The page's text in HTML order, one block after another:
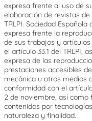
expresa frente al uso de
elaboración de revistas
TRLPI. Sociedad
expresa frente la
de sus trabajos y
el artículo 33.1 del TRLPI,
expresa de las
prestaciones accesibles
mecánica u otros medios
conformidad con el
2 de noviembre, así
contenidos por
naturaleza y finalidad.